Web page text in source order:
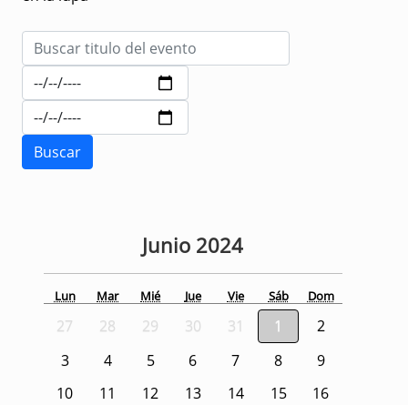
Junio 2024
Lun Mar Mié Jue Vie Sáb Dom
27 28 29 30 31 1
2
3
4 5 6 7 8
9
10
11 12 13 14 15
16